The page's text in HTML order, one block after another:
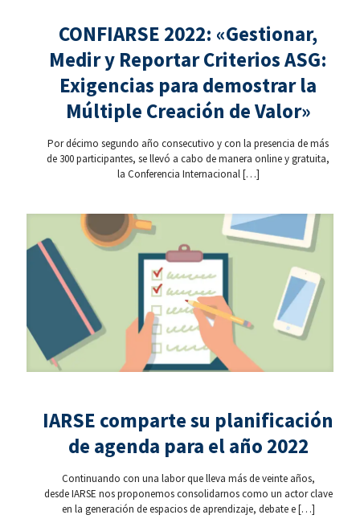
CONFIARSE 2022: «Gestionar,
Medir y Reportar Criterios ASG:
Exigencias para demostrar la
Múltiple Creación de Valor»
Por décimo segundo año consecutivo y con la presencia de más
de 300 participantes, se llevó a cabo de manera online y gratuita,
la Conferencia Internacional[…]
IARSE comparte su planificación
de agenda para el año 2022
Continuando con una labor que lleva más de veinte años,
desde IARSE nos proponemos consolidarnos como un actor clave
en la generación de espacios de aprendizaje, debate e[…]